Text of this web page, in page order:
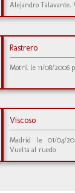
Alejandro Talavante.
Rastrero
Motril le 11/08/2006
Viscoso
Madrid le 01/04/
Vuelta al ruedo